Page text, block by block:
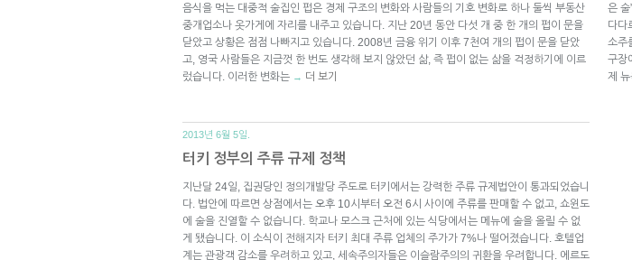
음식을 먹는 대중적 술집인 펍은 경제 구조의 변화와 사람들의 기호 변화로 하나 둘씩 부동산
중개업소나 옷가게에 자리를 내주고 있습니다. 지난 20년 동안 다섯 개 중 한 개의 펍이 문을
닫았고 상황은 점점 나빠지고 있습니다. 2008년 금융 위기 이후 7천여 개의 펍이 문을 닫았
고, 영국 사람들은 지금껏 한 번도 생각해 보지 않았던 삶, 즉 펍이 없는 삶을 걱정하기에 이르
렀습니다. 이러한 변화는 → 더 보기
은
다다
소주
구장
제
2013년 6월 5일.
터키 정부의 주류 규제 정책
지난달 24일, 집권당인 정의개발당 주도로 터키에서는 강력한 주류 규제법안이 통과되었습니
다. 법안에 따르면 상점에서는 오후 10시부터 오전 6시 사이에 주류를 판매할 수 없고, 쇼윈도
에 술을 진열할 수 없습니다. 학교나 모스크 근처에 있는 식당에서는 메뉴에 술을 올릴 수 없
게 됐습니다. 이 소식이 전해지자 터키 최대 주류 업체의 주가가 7%나 떨어졌습니다. 호텔업
계는 관광객 감소를 우려하고 있고, 세속주의자들은 이슬람주의의 귀환을 우려합니다. 에르도